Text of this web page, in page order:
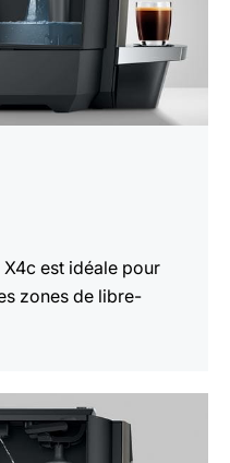
est idéale pour
zones de libre-